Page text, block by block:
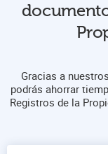
Gracias a
podrás ahorrar
Registros de la